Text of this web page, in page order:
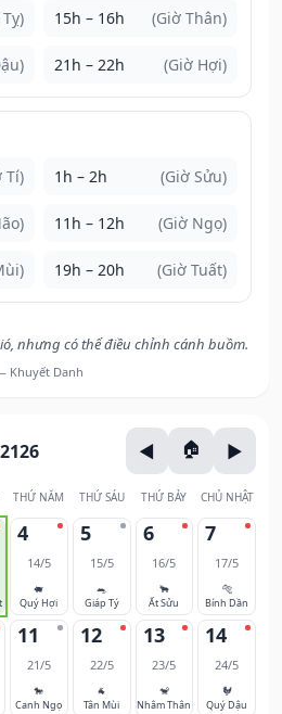
15h – 16h (Giờ Thân)
21h – 22h (Giờ Hợi)
Tí) 1h – 2h (Giờ Sửu)
11h – 12h (Giờ Ngọ)
19h – 20h (Giờ Tuất)
nhưng có thể điều chỉnh cánh buồm.
Khuyết Danh
THỨ NĂM THỨ SÁU THỨ BẢY CHỦ NHẬT
4
14/5
🐖
Quý Hợi
5
15/5
🐀
Giáp Tý
6
16/5
🐂
Ất Sửu
7
17/5
🐅
Bính Dần
11
21/5
🐎
Canh Ngọ
12
22/5
🐐
Tân Mùi
13
23/5
🐒
Nhâm Thân
14
24/5
🐓
Quý Dậu